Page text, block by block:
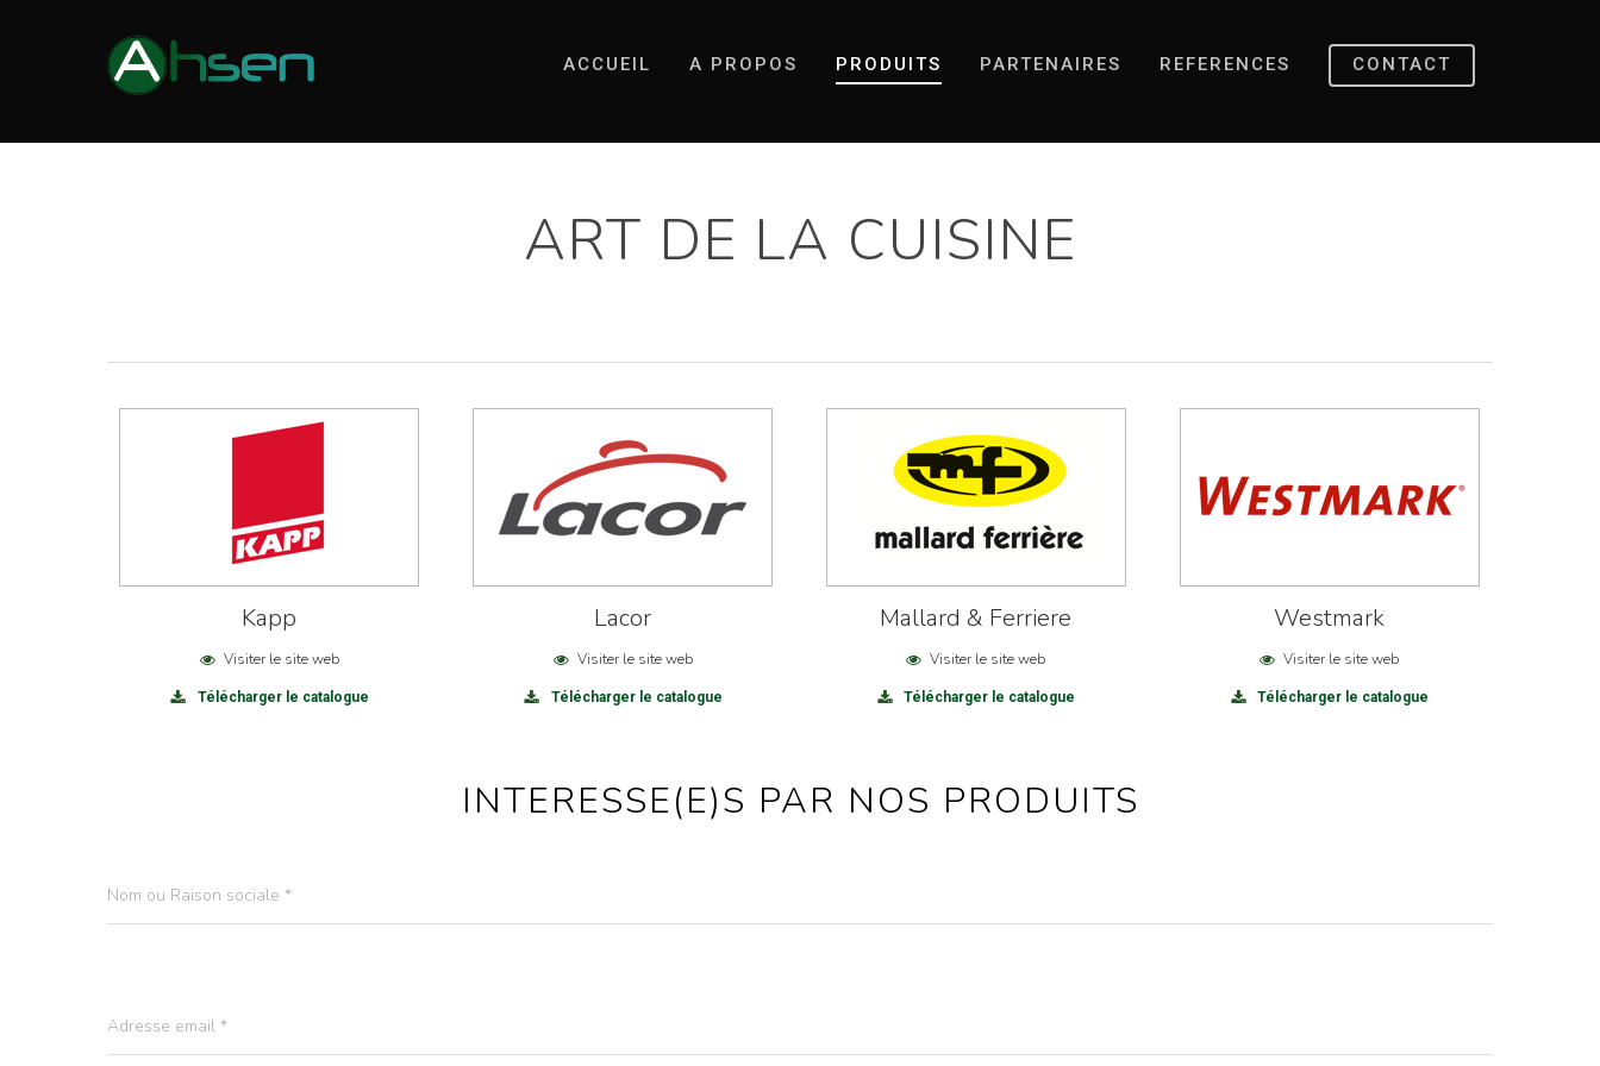
ACCUEIL A PROPOS PRODUITS PARTENAIRES REFERENCES CONTACT
ART DE LA CUISINE
Kapp
Visiter le site web
Télécharger le catalogue
Lacor
Visiter le site web
Télécharger le catalogue
Mallard & Ferriere
Visiter le site web
Télécharger le catalogue
Westmark
Visiter le site web
Télécharger le catalogue
INTERESSE(E)S PAR NOS PRODUITS
Nom ou Raison sociale *
Adresse email *